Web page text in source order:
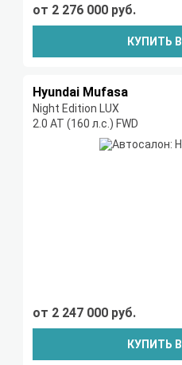
от 2 276 000 руб.
КУПИТЬ
Hyundai Mufasa
Night Edition LUX
2.0 AT (160 л.с.) FWD
от 2 247 000 руб.
КУПИТЬ